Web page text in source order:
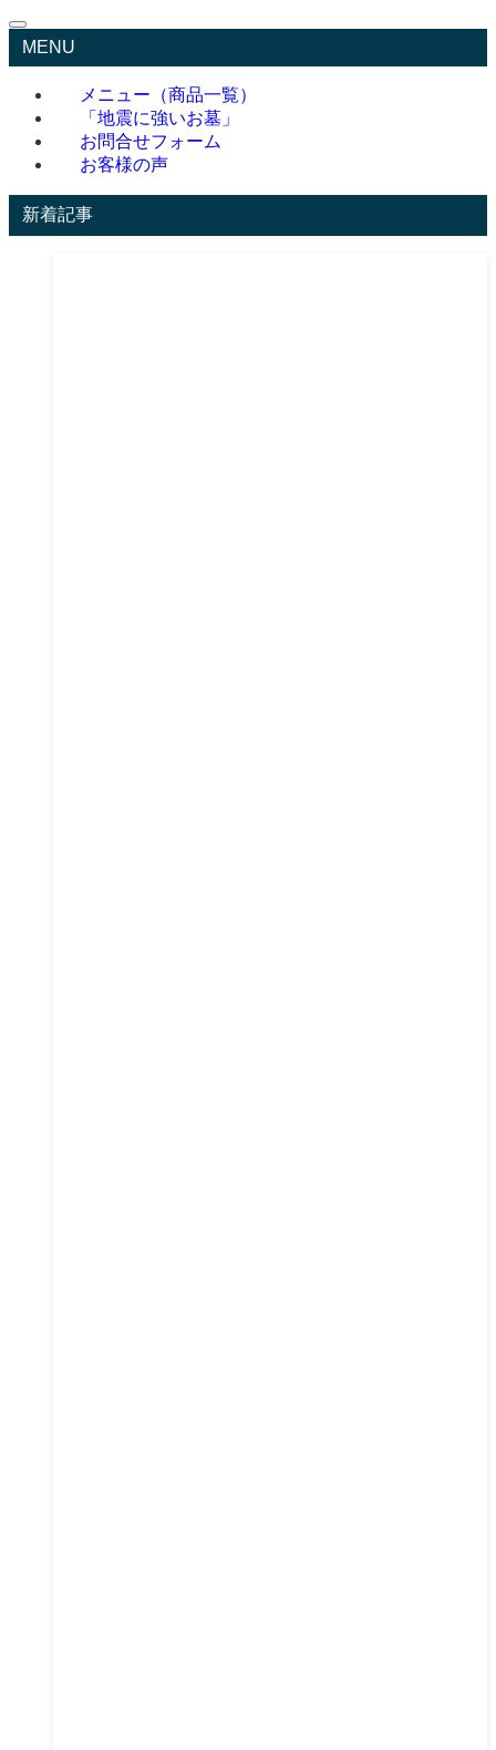
MENU
メニュー（商品一覧）
「地震に強いお墓」
お問合せフォーム
お客様の声
新着記事